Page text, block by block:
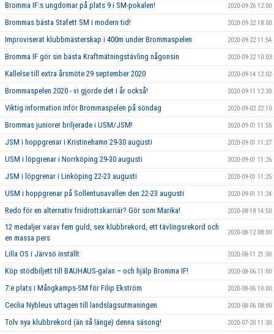
Bromma IF:s ungdomar på plats 9 i SM-pokalen! 2020-09-26 12:00
Brommas bästa Stafett SM i modern tid! 2020-09-22 18:00
Improviserat klubbmästerskap i 400m under Brommaspelen 2020-09-22 11:54
Bromma IF gör sin bästa Kraftmätningstävling någonsin 2020-09-22 10:03
Kallelse till extra årsmöte 29 september 2020 2020-09-14 12:02
Brommaspelen 2020 - vi gjorde det i år också! 2020-09-11 12:30
Viktig information inför Brommaspelen på söndag 2020-09-02 22:10
Brommas juniorer briljerade i USM/JSM! 2020-09-01 11:55
JSM i hoppgrenar i Kristinehamn 29-30 augusti 2020-09-01 11:27
USM i löpgrenar i Norrköping 29-30 augusti 2020-09-01 11:26
JSM i löpgrenar i Linköping 22-23 augusti 2020-09-01 11:25
USM i hoppgrenar på Sollentunavallen den 22-23 augusti 2020-09-01 11:24
Redo för en alternativ friidrottskarriär? Gör som Marika! 2020-08-18 14:50
12 medaljer varav fem guld, sex klubbrekord, ett tävlingsrekord och
en massa pers
2020-08-12 08:00
Lilla OS i Järvsö inställt 2020-08-11 21:30
Köp stödbiljett till BAUHAUS-galan – och hjälp Bromma IF! 2020-08-06 11:00
7:e plats i Mångkamps-SM för Filip Ekström 2020-08-06 10:00
Ceclia Nybleus uttagen till landslagsutmaningen 2020-08-06 08:00
Tolv nya klubbrekord (än så länge) denna säsong! 2020-07-20 11:30